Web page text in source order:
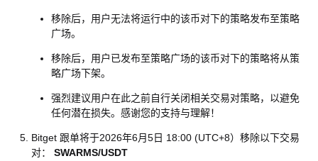
移除后，用户无法将运行中的该币对下的策略发布至策略
广场。
移除后，用户已发布至策略广场的该币对下的策略将从策
略广场下架。
强烈建议用户在此之前自行关闭相关交易对策略，以避免
任何潜在损失。感谢您的支持与理解！
Bitget 跟单将于2026年6月5日 18:00 (UTC+8）移除以下交易
对： SWARMS/USDT